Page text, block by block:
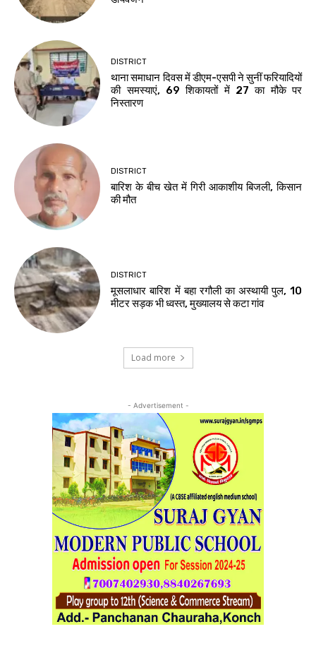
DISTRICT
थाना समाधान दिवस में डीएम-एसपी ने सुनीं फरियादियों
की समस्याएं, 69 शिकायतों में 27 का मौके पर
निस्तारण
DISTRICT
बारिश के बीच खेत में गिरी आकाशीय बिजली, किसान
की मौत
DISTRICT
मूसलाधार बारिश में बहा रगौली का अस्थायी पुल, 10
मीटर सड़क भी ध्वस्त, मुख्यालय से कटा गांव
Load more
- Advertisement -